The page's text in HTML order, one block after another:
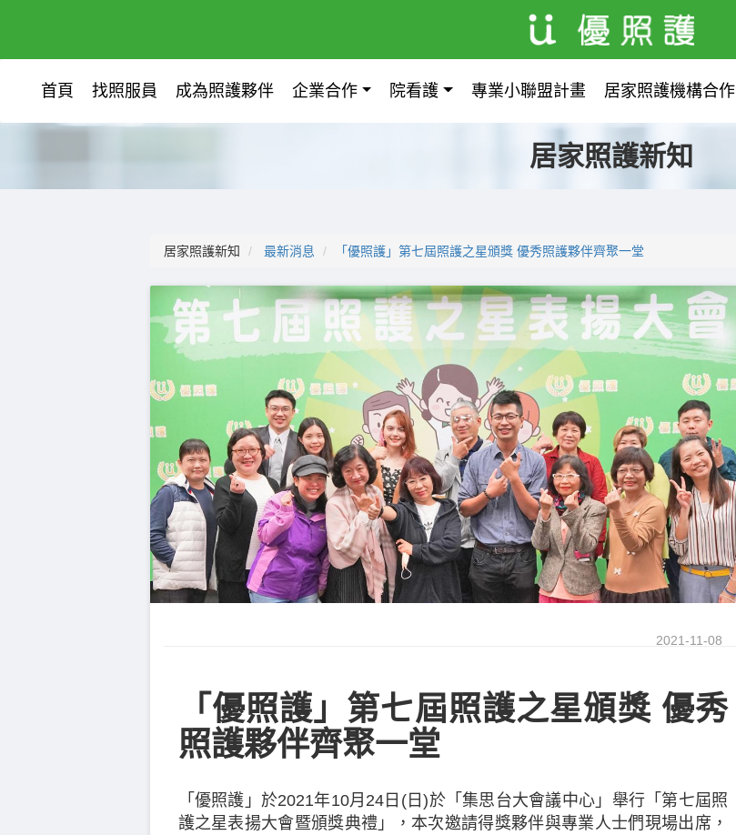
首頁 找照服員 成為照護夥伴 企業合作 院看護 專業小聯盟計畫 居家照護機構合作
居家照護新知
居家照護新知 最新消息 「優照護」第七屆照護之星頒獎 優秀照護夥伴齊聚一堂
2021-11-08
「優照護」第七屆照護之星頒獎 優秀
照護夥伴齊聚一堂
「優照護」於2021年10月24日(日)於「集思台大會議中心」舉行「第七屆照
護之星表揚大會暨頒獎典禮」，本次邀請得獎夥伴與專業人士們現場出席，